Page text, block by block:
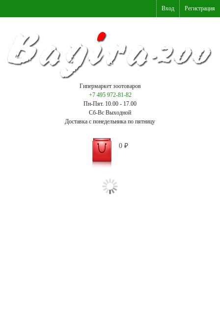
Вход Регистрация
Гипермаркет зоотоваров
+7 495 972-81-82
Пн-Пят. 10.00 - 17.00
Сб-Вс Выходной
Доставка с понедельника по пятницу
0 ₽